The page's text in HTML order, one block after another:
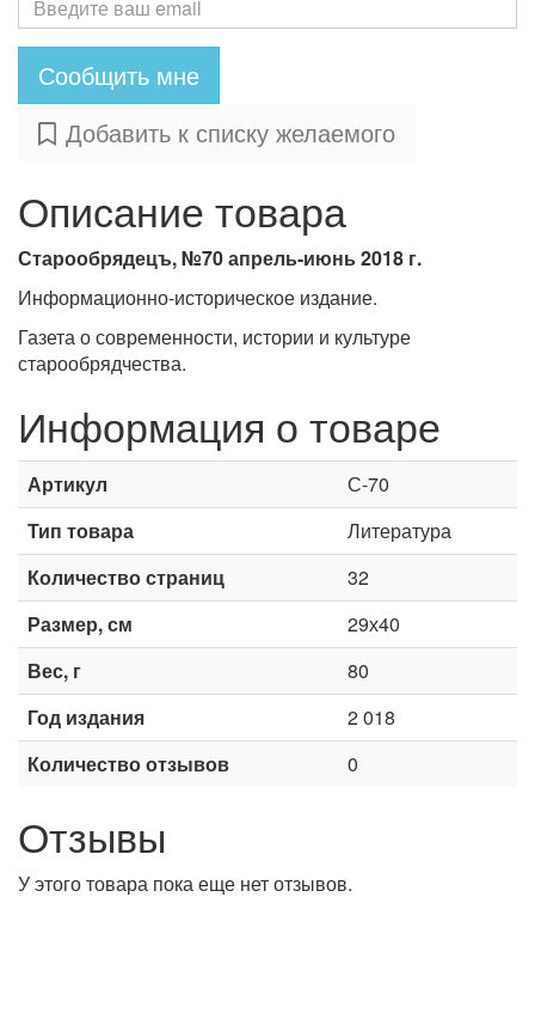
Сообщить мне
Добавить к списку желаемого
Описание товара
Старообрядецъ, №70 апрель-июнь 2018 г.
Информационно-историческое издание.
Газета о современности, истории и культуре
старообрядчества.
Информация о товаре
Артикул
С-70
Тип товара
Литература
Количество страниц
32
Размер, см
29х40
Вес, г
80
Год издания
2 018
Количество отзывов
0
Отзывы
У этого товара пока еще нет отзывов.